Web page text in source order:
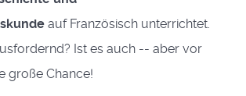
auf Französisch unterrichtet.
Ist es auch -- aber vor
große Chance!